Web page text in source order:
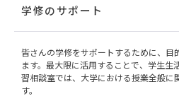
学修のサポート
皆さんの学修をサポートするために、目
ます。最大限に活用することで、学生生
習相談室では、大学における授業全般に
す。